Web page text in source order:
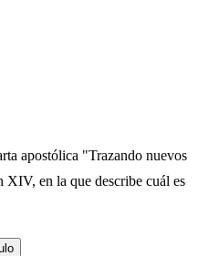
apostólica "Trazando nuevos
XIV, en la que describe cuál es